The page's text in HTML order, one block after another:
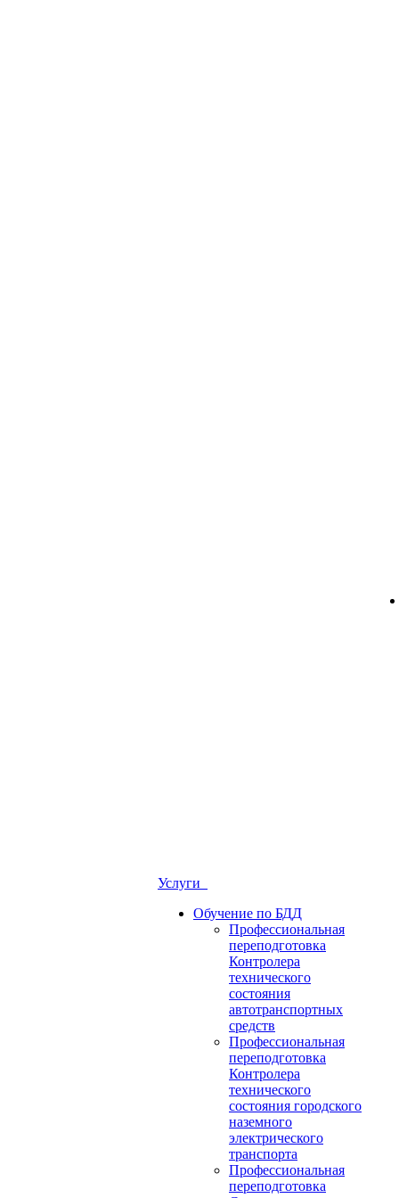
Услуги
Обучение по БДД
Профессиональная
переподготовка
Контролера
технического
состояния
автотранспортных
средств
Профессиональная
переподготовка
Контролера
технического
состояния городского
наземного
электрического
транспорта
Профессиональная
переподготовка